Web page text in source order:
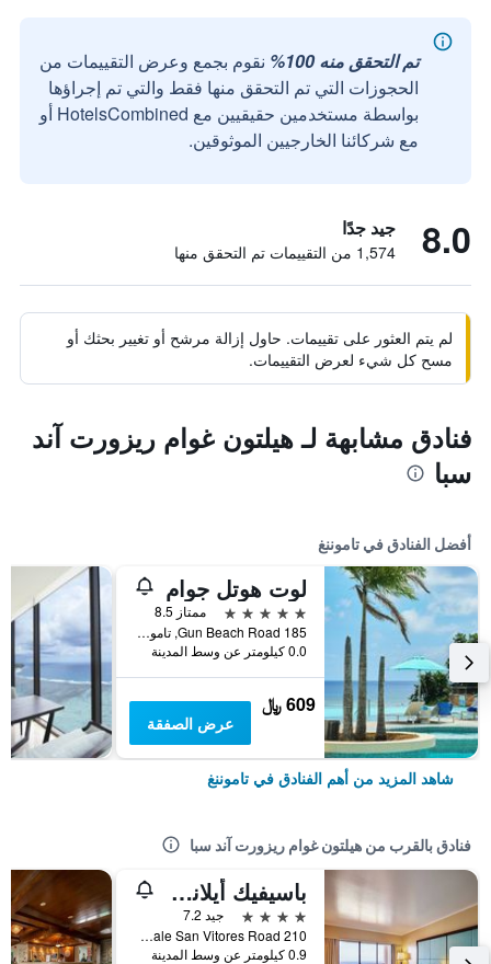
تم التحقق منه 100%
نقوم بجمع وعرض التقييمات من
الحجوزات التي تم التحقق منها فقط والتي تم إجراؤها
بواسطة مستخدمين حقيقيين مع HotelsCombined أو
مع شركائنا الخارجيين الموثوقين.
8.0 جيد جدًا
1,574 من التقييمات تم التحقق منها
لم يتم العثور على تقييمات. حاول إزالة مرشح أو تغيير بحثك أو
مسح كل شيء لعرض التقييمات.
فنادق مشابهة لـ هيلتون غوام ريزورت آند
سبا
أفضل الفنادق في تاموننغ
لوت هوتل جوام
5 نجوم
ممتاز 8.5
185 Gun Beach Road, تاموننغ, غوام
0.0 كيلومتر عن وسط المدينة
609 ﷼
عرض الصفقة
شاهد المزيد من أهم الفنادق في تاموننغ
فنادق بالقرب من هيلتون غوام ريزورت آند سبا
باسيفيك أيلاندز كلوب جوام
4 نجوم
جيد 7.2
210 Pale San Vitores Road, تاموننغ, غوام
0.9 كيلومتر عن وسط المدينة